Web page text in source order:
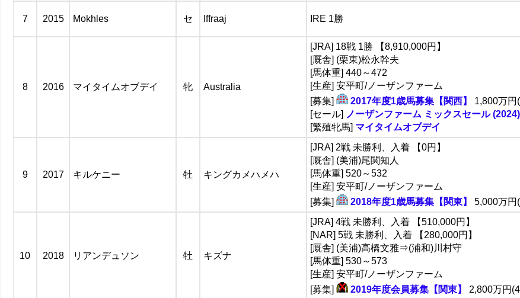
7 2015 Mokhles セ Iffraaj IRE 1勝
8 2016 マイタイムオブデイ 牝 Australia
[JRA] 18戦 1勝 【8,910,000円】
[厩舎] (栗東)松永幹夫
[馬体重] 440～472
[生産] 安平町/ノーザンファーム
[募集]
2017年度1歳馬募集【関西】
1,800万円
[セール] ノーザンファーム ミックスセール (2024)
[繁殖牝馬] マイタイムオブデイ
9 2017 キルケニー 牡 キングカメハメハ
[JRA] 2戦 未勝利、入着 【0円】
[厩舎] (美浦)尾関知人
[馬体重] 520～532
[生産] 安平町/ノーザンファーム
[募集]
2018年度1歳馬募集【関東】 5,000万円
10 2018 リアンデュソン 牡 キズナ
[JRA] 4戦 未勝利、入着 【510,000円】
[NAR] 5戦 未勝利、入着 【280,000円】
[厩舎] (美浦)高橋文雅⇒(浦和)川村守
[馬体重] 530～573
[生産] 安平町/ノーザンファーム
[募集]
2019年度会員募集【関東】 2,800万円